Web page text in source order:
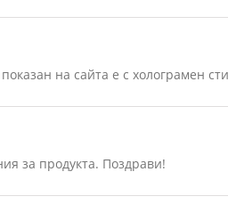
на сайта е с холограмен
за продукта. Поздрави!